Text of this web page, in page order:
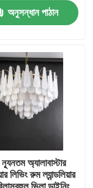
অনুসন্ধান পাঠান
অ্যালাবাস্টার
লিভিং রুম ল্যান্ডলিয়ার